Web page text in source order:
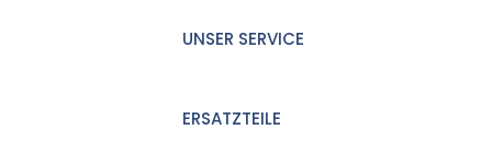
UNSER SERVICE
ERSATZTEILE